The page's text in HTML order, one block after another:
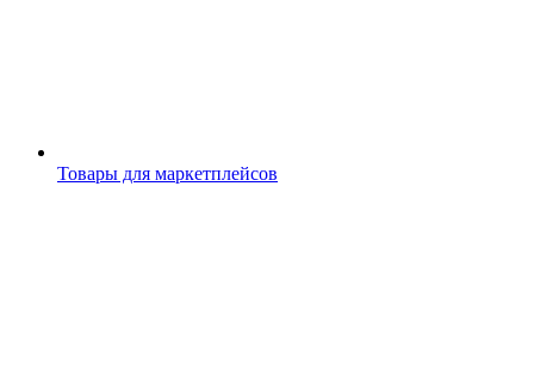
Товары для маркетплейсов